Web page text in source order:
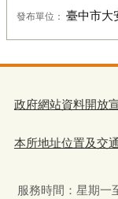
發布單位： 臺中市大
政府網站資料開放
本所地址位置及交
服務時間：星期一